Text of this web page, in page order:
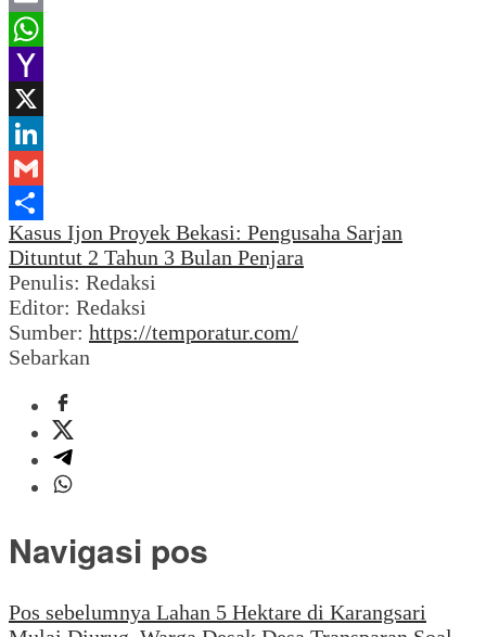
Email
WhatsApp
Yahoo
Mail
X
LinkedIn
Gmail
Share
Kasus Ijon Proyek Bekasi: Pengusaha Sarjan
Dituntut 2 Tahun 3 Bulan Penjara
Penulis: Redaksi
Editor: Redaksi
Sumber: https://temporatur.com/
Sebarkan
Navigasi pos
Pos sebelumnya Lahan 5 Hektare di Karangsari